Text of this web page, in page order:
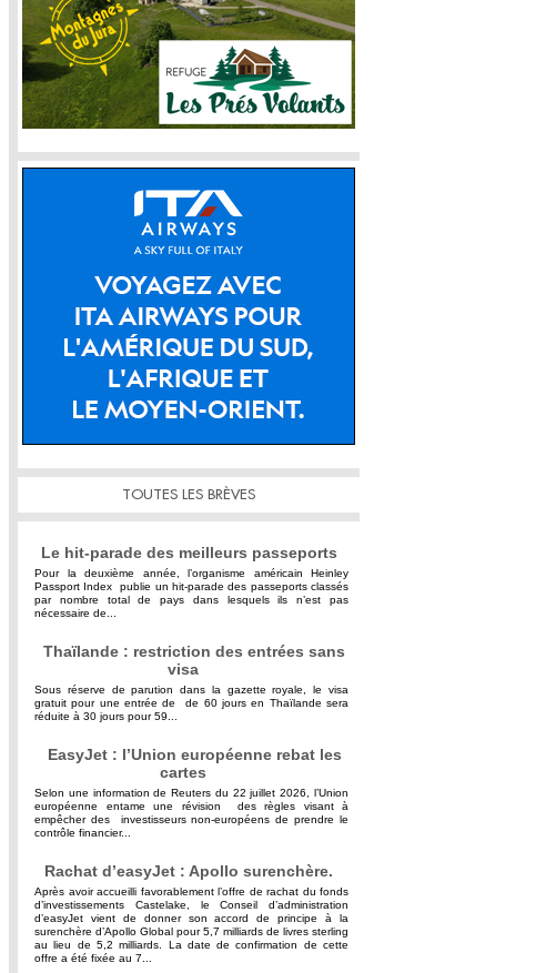
TOUTES LES BRÈVES
Le hit-parade des meilleurs passeports
Pour la deuxième année, l’organisme américain Heinley
Passport Index publie un hit-parade des passeports classés
par nombre total de pays dans lesquels ils n’est pas
nécessaire de...
Thaïlande : restriction des entrées sans
visa
Sous réserve de parution dans la gazette royale, le visa
gratuit pour une entrée de de 60 jours en Thaïlande sera
réduite à 30 jours pour 59...
EasyJet : l’Union européenne rebat les
cartes
Selon une information de Reuters du 22 juillet 2026, l’Union
européenne entame une révision des règles visant à
empêcher des investisseurs non-européens de prendre le
contrôle financier...
Rachat d’easyJet : Apollo surenchère.
Après avoir accueilli favorablement l’offre de rachat du fonds
d’investissements Castelake, le Conseil d’administration
d’easyJet vient de donner son accord de principe à la
surenchère d’Apollo Global pour 5,7 milliards de livres sterling
au lieu de 5,2 milliards. La date de confirmation de cette
offre a été fixée au 7...